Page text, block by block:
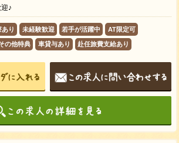
♪
り 未経験歓迎 若手が活躍中 AT限定可
の他特典 車貸与あり 赴任旅費支給あり